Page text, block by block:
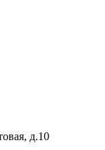
д.10